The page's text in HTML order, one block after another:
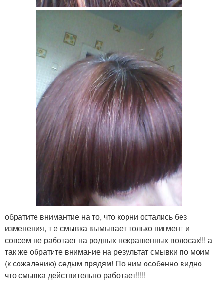
обратите внимантие на то, что корни остались без
изменения, т е смывка вымывает только пигмент и
совсем не работает на родных некрашенных волосах!!! а
так же обратите внимание на результат смывки по моим
(к сожалению) седым прядям! По ним особенно видно
что смывка действительно работает!!!!!